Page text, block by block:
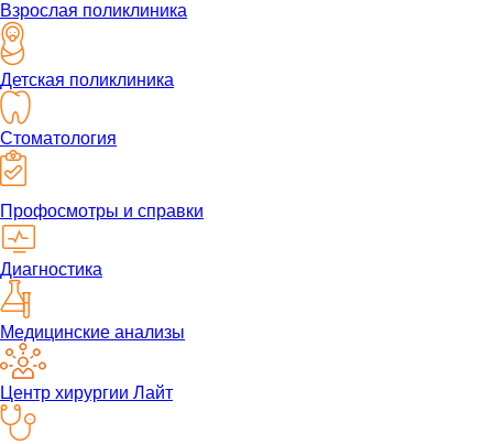
Взрослая поликлиника
Детская поликлиника
Стоматология
Профосмотры и справки
Диагностика
Медицинские анализы
Центр хирургии Лайт